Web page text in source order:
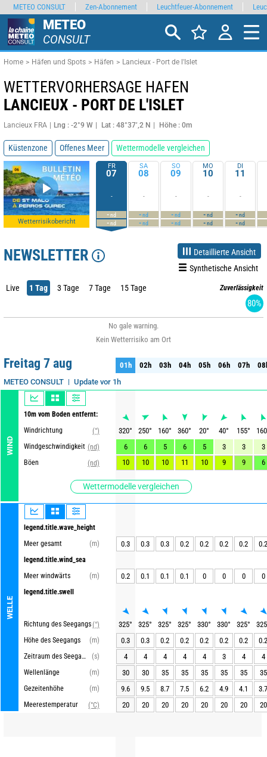
METEO
CONSULT
Home Häfen und Spots Häfen Lancieux - Port de l'Islet
WETTERVORHERSAGE HAFEN
LANCIEUX - PORT DE L'ISLET
Lancieux FRA Lng : -2°9 W Lat : 48°37’,2 N Höhe : 0m
Küstenzone Offenes Meer Wettermodelle vergleichen
Wetterrisikobericht
FR
07
-
-nd
-nd
SA
08
-
-nd
-nd
SO
09
-
-nd
-nd
MO
10
-
-nd
-nd
DI
11
-
-nd
-nd
NEWSLETTER
Detaillierte Ansicht
Synthetische Ansicht
Live 1 Tag 3 Tage 7 Tage 15 Tage Zuverlässigkeit
80%
No gale warning.
Kein Wetterrisiko am Ort
Freitag 7 aug
METEO CONSULT Update vor 1h
WIND
10m vom Boden entfernt:
Windrichtung
(°)
Windgeschwindigkeit (nd)
Böen
(nd)
Wettermodelle vergleichen
WELLE
legend.title.wave_height
Meer gesamt
(m)
legend.title.wind_sea
Meer windwärts
(m)
legend.title.swell
Richtung des Seegangs(°)
Höhe des Seegangs
(m)
Zeitraum des Seegangs
(s)
Wellenlänge
(m)
Gezeitenhöhe
(m)
Meerestemperatur
(°C)
01h 02h 03h 04h 05h 06h 07h
01h 02h 03h 04h 05h 06h 07h
320° 250° 160° 360° 20° 40° 155°
160
6
6 5 6 5 3 3
3
10
10 10 11 10 9 9 6
0.3 0.3 0.3 0.2 0.2 0.2 0.2 0.2
0.2 0.1 0.1 0.1 0 0 0 0
325° 325° 325° 325° 330° 330° 325°
325
0.3
0.3 0.2 0.2 0.2 0.2 0.2
0.2
4
4 4 4 4 3 4
4
30
30 35 35 35 35 35
35
9.6
9.5 8.7 7.5 6.2 4.9 4.1
3.7
20
20 20 20 20 20 20 20
METEO CONSULT Zen-Abonnement Leuchtfeuer-Abonnement